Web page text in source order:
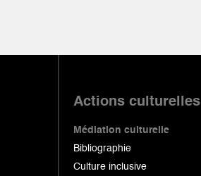
Actions culturelles
Médiation culturelle
Bibliographie
Culture inclusive